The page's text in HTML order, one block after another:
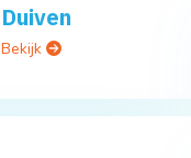
Duiven
Bekijk